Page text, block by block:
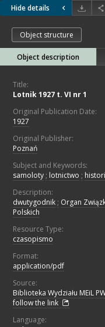
Hide details
Object structure
Object description
Title:
Lotnik 1927 t. VI nr 1
Original Publication Date:
1927
Original Publisher:
Poznań
Subject and Keywords:
samoloty ; lotnictwo ;
Description:
dwutygodnik ; Organ
Polskich
Resource Type:
czasopismo
Format:
application/pdf
Source:
Biblioteka Wydziału MEiL
follow the link
Language: